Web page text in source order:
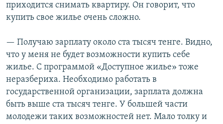
приходится снимать квартиру. Он говорит, что
купить свое жилье очень сложно.
— Получаю зарплату около ста тысяч тенге. Видно,
что у меня не будет возможности купить себе
жилье. С программой «Доступное жилье» тоже
неразбериха. Необходимо работать в
государственной организации, зарплата должна
быть выше ста тысяч тенге. У большей части
молодежи таких возможностей нет. Мало толку и